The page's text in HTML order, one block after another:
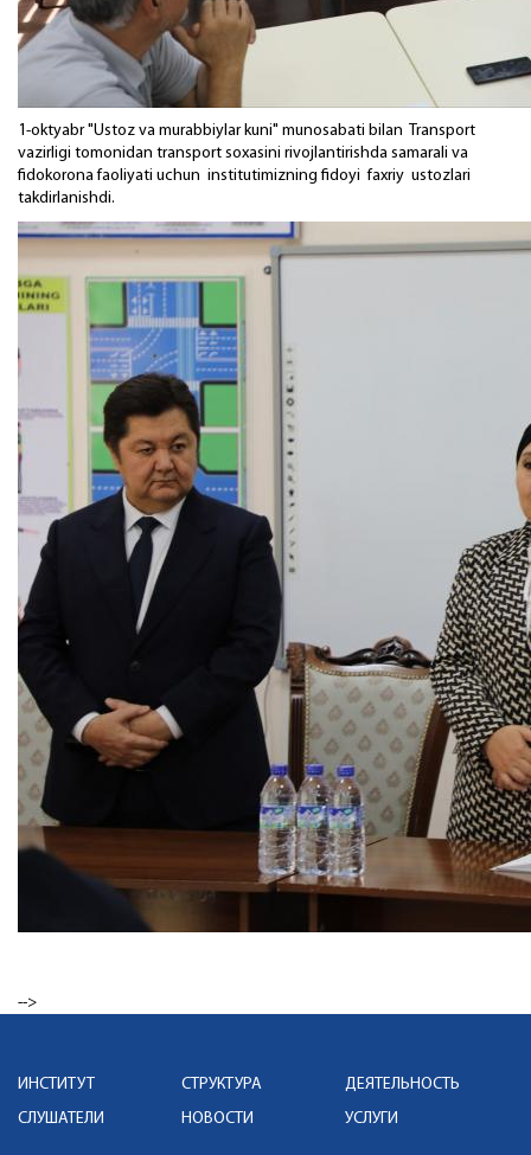
1-oktyabr "Ustoz va murabbiylar kuni" munosabati bilan Transport
vazirligi tomonidan transport soxasini rivojlantirishda samarali va
fidokorona faoliyati uchun institutimizning fidoyi faxriy ustozlari
takdirlanishdi.
-->
ИНСТИТУТ СТРУКТУРА
ДЕЯТЕЛЬНОСТЬ
СЛУШАТЕЛИ
НОВОСТИ УСЛУГИ